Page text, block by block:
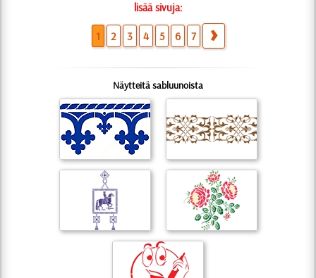
lisää sivuja:
1 2 3 4 5 6 7
Näytteitä sabluunoista